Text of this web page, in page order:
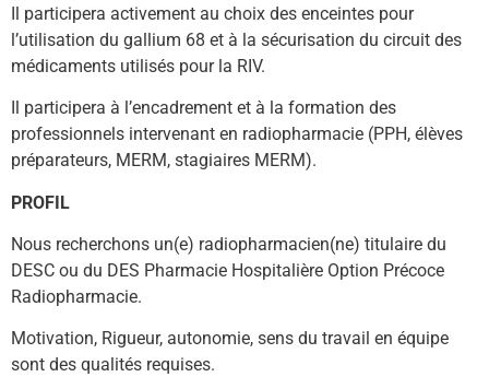
Il participera activement au choix des enceintes pour
l’utilisation du gallium 68 et à la sécurisation du circuit des
médicaments utilisés pour la RIV.
Il participera à l’encadrement et à la formation des
professionnels intervenant en radiopharmacie (PPH, élèves
préparateurs, MERM, stagiaires MERM).
PROFIL
Nous recherchons un(e) radiopharmacien(ne) titulaire du
DESC ou du DES Pharmacie Hospitalière Option Précoce
Radiopharmacie.
Motivation, Rigueur, autonomie, sens du travail en équipe
sont des qualités requises.